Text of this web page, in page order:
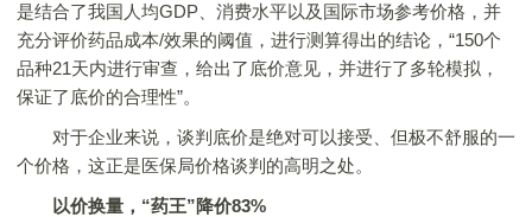
是结合了我国人均GDP、消费水平以及国际市场参考价格，并
充分评价药品成本/效果的阈值，进行测算得出的结论，“150个
品种21天内进行审查，给出了底价意见，并进行了多轮模拟，
保证了底价的合理性”。
对于企业来说，谈判底价是绝对可以接受、但极不舒服的一
个价格，这正是医保局价格谈判的高明之处。
以价换量，“药王”降价83%